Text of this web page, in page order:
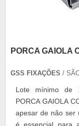
PORCA GAIOLA
GSS FIXAÇÕES /
Lote mínimo de
PORCA GAIOLA
apesar de não ser